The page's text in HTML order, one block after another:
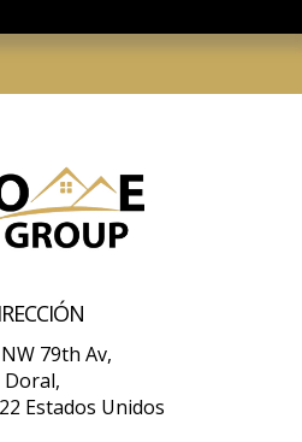
79th Av,
Doral,
Estados Unidos